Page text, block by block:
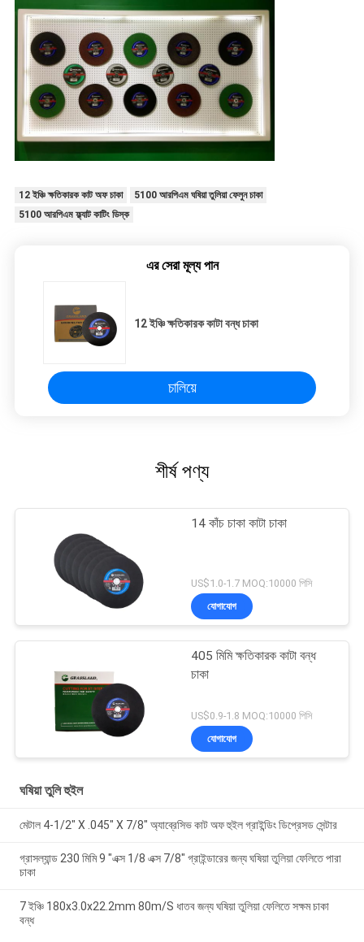
12 ইঞ্চি ক্ষতিকারক কাট অফ চাকা
5100 আরপিএম ঘষিয়া তুলিয়া ফেলুন চাকা
5100 আরপিএম ফ্ল্যাট কাটিং ডিস্ক
এর সেরা মূল্য পান
12 ইঞ্চি ক্ষতিকারক কাটা বন্ধ চাকা
চালিয়ে
শীর্ষ পণ্য
14 কাঁচ চাকা কাটা চাকা
US$1.0-1.7 MOQ:10000 পিসি
যোগাযোগ
405 মিমি ক্ষতিকারক কাটা বন্ধ
চাকা
US$0.9-1.8 MOQ:10000 পিসি
যোগাযোগ
ঘষিয়া তুলি হুইল
মেটাল 4-1/2" X .045" X 7/8" অ্যাব্রেসিভ কাট অফ হুইল গ্রাইন্ডিং ডিপ্রেসড সেন্টার
গ্রাসল্যান্ড 230 মিমি 9 "এক্স 1/8 এক্স 7/8" গ্রাইন্ডারের জন্য ঘষিয়া তুলিয়া ফেলিতে পারা
চাকা
7 ইঞ্চি 180x3.0x22.2mm 80m/S ধাতব জন্য ঘষিয়া তুলিয়া ফেলিতে সক্ষম চাকা
বন্ধ